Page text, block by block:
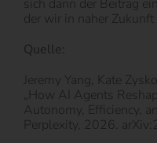
sich dann der Beitrag
der wir in naher
Quelle:
Jeremy Yang, Kate
„How AI Agents
Autonomy, Efficiency,
Perplexity, 2026.